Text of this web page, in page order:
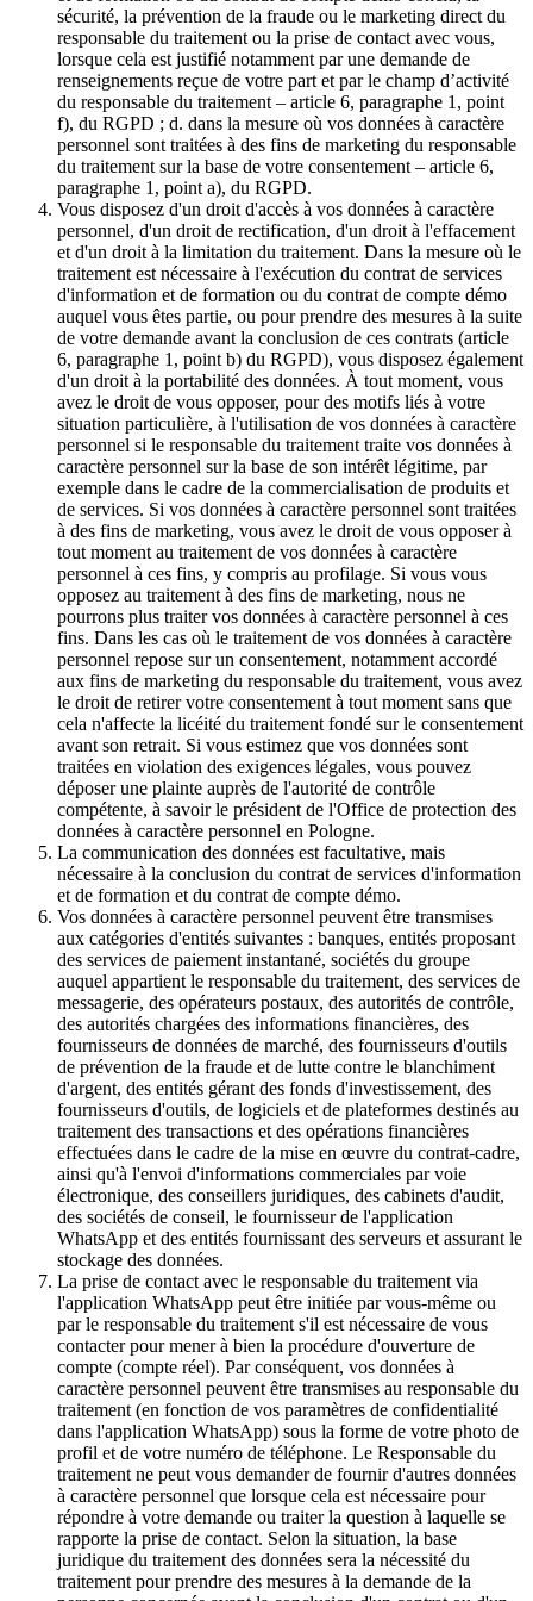
sécurité, la prévention de la fraude ou le marketing direct du
responsable du traitement ou la prise de contact avec vous,
lorsque cela est justifié notamment par une demande de
renseignements reçue de votre part et par le champ d’activité
du responsable du traitement – article 6, paragraphe 1, point
f), du RGPD ; d. dans la mesure où vos données à caractère
personnel sont traitées à des fins de marketing du responsable
du traitement sur la base de votre consentement – article 6,
paragraphe 1, point a), du RGPD.
Vous disposez d'un droit d'accès à vos données à caractère
personnel, d'un droit de rectification, d'un droit à l'effacement
et d'un droit à la limitation du traitement. Dans la mesure où le
traitement est nécessaire à l'exécution du contrat de services
d'information et de formation ou du contrat de compte démo
auquel vous êtes partie, ou pour prendre des mesures à la suite
de votre demande avant la conclusion de ces contrats (article
6, paragraphe 1, point b) du RGPD), vous disposez également
d'un droit à la portabilité des données. À tout moment, vous
avez le droit de vous opposer, pour des motifs liés à votre
situation particulière, à l'utilisation de vos données à caractère
personnel si le responsable du traitement traite vos données à
caractère personnel sur la base de son intérêt légitime, par
exemple dans le cadre de la commercialisation de produits et
de services. Si vos données à caractère personnel sont traitées
à des fins de marketing, vous avez le droit de vous opposer à
tout moment au traitement de vos données à caractère
personnel à ces fins, y compris au profilage. Si vous vous
opposez au traitement à des fins de marketing, nous ne
pourrons plus traiter vos données à caractère personnel à ces
fins. Dans les cas où le traitement de vos données à caractère
personnel repose sur un consentement, notamment accordé
aux fins de marketing du responsable du traitement, vous avez
le droit de retirer votre consentement à tout moment sans que
cela n'affecte la licéité du traitement fondé sur le consentement
avant son retrait. Si vous estimez que vos données sont
traitées en violation des exigences légales, vous pouvez
déposer une plainte auprès de l'autorité de contrôle
compétente, à savoir le président de l'Office de protection des
données à caractère personnel en Pologne.
La communication des données est facultative, mais
nécessaire à la conclusion du contrat de services d'information
et de formation et du contrat de compte démo.
Vos données à caractère personnel peuvent être transmises
aux catégories d'entités suivantes : banques, entités proposant
des services de paiement instantané, sociétés du groupe
auquel appartient le responsable du traitement, des services de
messagerie, des opérateurs postaux, des autorités de contrôle,
des autorités chargées des informations financières, des
fournisseurs de données de marché, des fournisseurs d'outils
de prévention de la fraude et de lutte contre le blanchiment
d'argent, des entités gérant des fonds d'investissement, des
fournisseurs d'outils, de logiciels et de plateformes destinés au
traitement des transactions et des opérations financières
effectuées dans le cadre de la mise en œuvre du contrat-cadre,
ainsi qu'à l'envoi d'informations commerciales par voie
électronique, des conseillers juridiques, des cabinets d'audit,
des sociétés de conseil, le fournisseur de l'application
WhatsApp et des entités fournissant des serveurs et assurant le
stockage des données.
La prise de contact avec le responsable du traitement via
l'application WhatsApp peut être initiée par vous-même ou
par le responsable du traitement s'il est nécessaire de vous
contacter pour mener à bien la procédure d'ouverture de
compte (compte réel). Par conséquent, vos données à
caractère personnel peuvent être transmises au responsable du
traitement (en fonction de vos paramètres de confidentialité
dans l'application WhatsApp) sous la forme de votre photo de
profil et de votre numéro de téléphone. Le Responsable du
traitement ne peut vous demander de fournir d'autres données
à caractère personnel que lorsque cela est nécessaire pour
répondre à votre demande ou traiter la question à laquelle se
rapporte la prise de contact. Selon la situation, la base
juridique du traitement des données sera la nécessité du
traitement pour prendre des mesures à la demande de la